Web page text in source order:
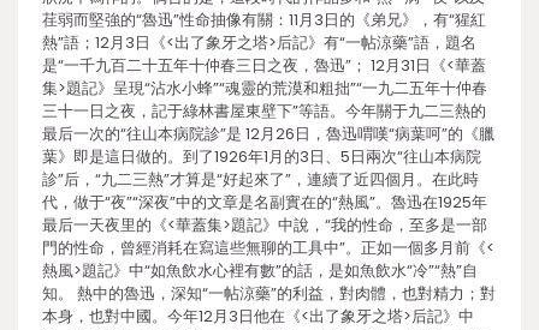
荏弱而堅強的“魯迅”性命抽像有關：11月3日的《弟兄》，有“猩紅
熱”語；12月3日《<出了象牙之塔>后記》有“一帖涼藥”語，題名
是“一千九百二十五年十仲春三日之夜，魯迅”； 12月31日《<華蓋
集>題記》呈現“沾水小蜂”“魂靈的荒漠和粗拙”“一九二五年十仲春
三十一日之夜，記于綠林書屋東壁下”等語。今年關于九二三熱的
最后一次的“往山本病院診”是 12月26日，魯迅喟嘆“病葉呵”的《臘
葉》即是這日做的。到了1926年1月的3日、5日兩次“往山本病院
診”后，“九二三熱”才算是“好起來了”，連續了近四個月。在此時
代，做于“夜”“深夜”中的文章是名副實在的“熱風”。魯迅在1925年
最后一天夜里的《<華蓋集>題記》中說，“我的性命，至多是一部
門的性命，曾經消耗在寫這些無聊的工具中”。正如一個多月前《<
熱風>題記》中“如魚飲水心裡有數”的話，是如魚飲水“冷”“熱”自
知。 熱中的魯迅，深知“一帖涼藥”的利益，對肉體，也對精力；對
本身，也對中國。今年12月3日他在《<出了象牙之塔>后記》中